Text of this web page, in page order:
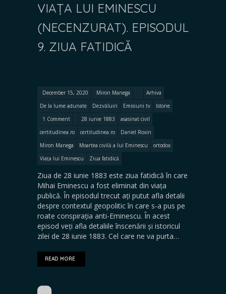
VIAȚA LUI EMINESCU
(NECENZURAT). EPISODUL
9. ZIUA FATIDICĂ
December 15, 2020 Miron Manega
Arhiva
De la lume adunate
Dezvăluiri Emisiuni tv
Istorie
1 Comment
28 iunie 1883
asasinat civil
certitudinea.ro
certitudinea.ro
Daniel Roxin
Miron Manega
Moartea civilă a lui Eminescu
ortodox
Viața lui Eminescu
Ziua fatidică
Ziua de 28 iunie 1883 este ziua fatidică în care
Mihai Eminescu a fost eliminat din viața
publică. În episodul trecut ați putut afla detalii
despre contextul geopolitic în care s-a pus pe
roate conspirația anti-Eminescu. În acest
episod veți afla detaliile înscenării și istoricul
zilei de 28 iunie 1883. Cel care ne va purta…
READ MORE